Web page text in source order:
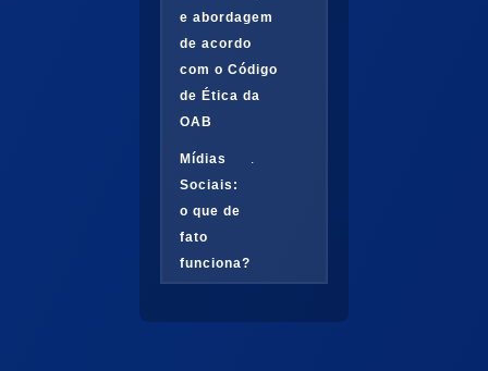
e abordagem
de acordo
com o Código
de Ética da
OAB
Mídias
Sociais:
o que de
fato
funciona?